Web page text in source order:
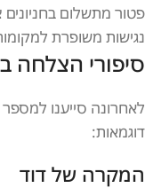
פטור מתשלום בחניונים
נגישות משופרת
סיפורי הצלחה
לאחרונה סייענו
דוגמאות:
המקרה של דוד